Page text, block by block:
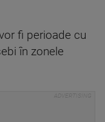
fi perioade cu
în zonele